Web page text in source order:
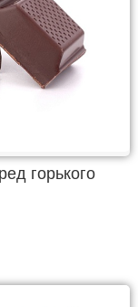
горького